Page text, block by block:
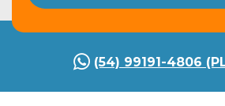
(54) 99191-4806